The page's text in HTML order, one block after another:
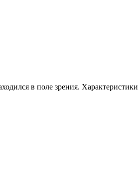
в поле зрения. Характеристики